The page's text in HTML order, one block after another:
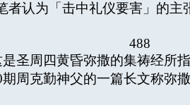
认为「击中礼仪要害」的主
488
圣周四黄昏弥撒的集祷经所
周克勤神父的一篇长文称弥